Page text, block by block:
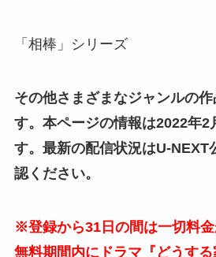
「相棒」シリーズ
その他さまざまなジャンルの
す。本ページの情報は2022年2
す。最新の配信状況はU-NEXT
認ください。
※登録から31日の間は一切料金
無料期間内にドラマ『どうす